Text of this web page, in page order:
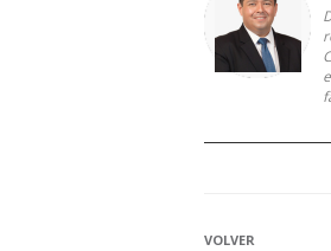
VOLVER